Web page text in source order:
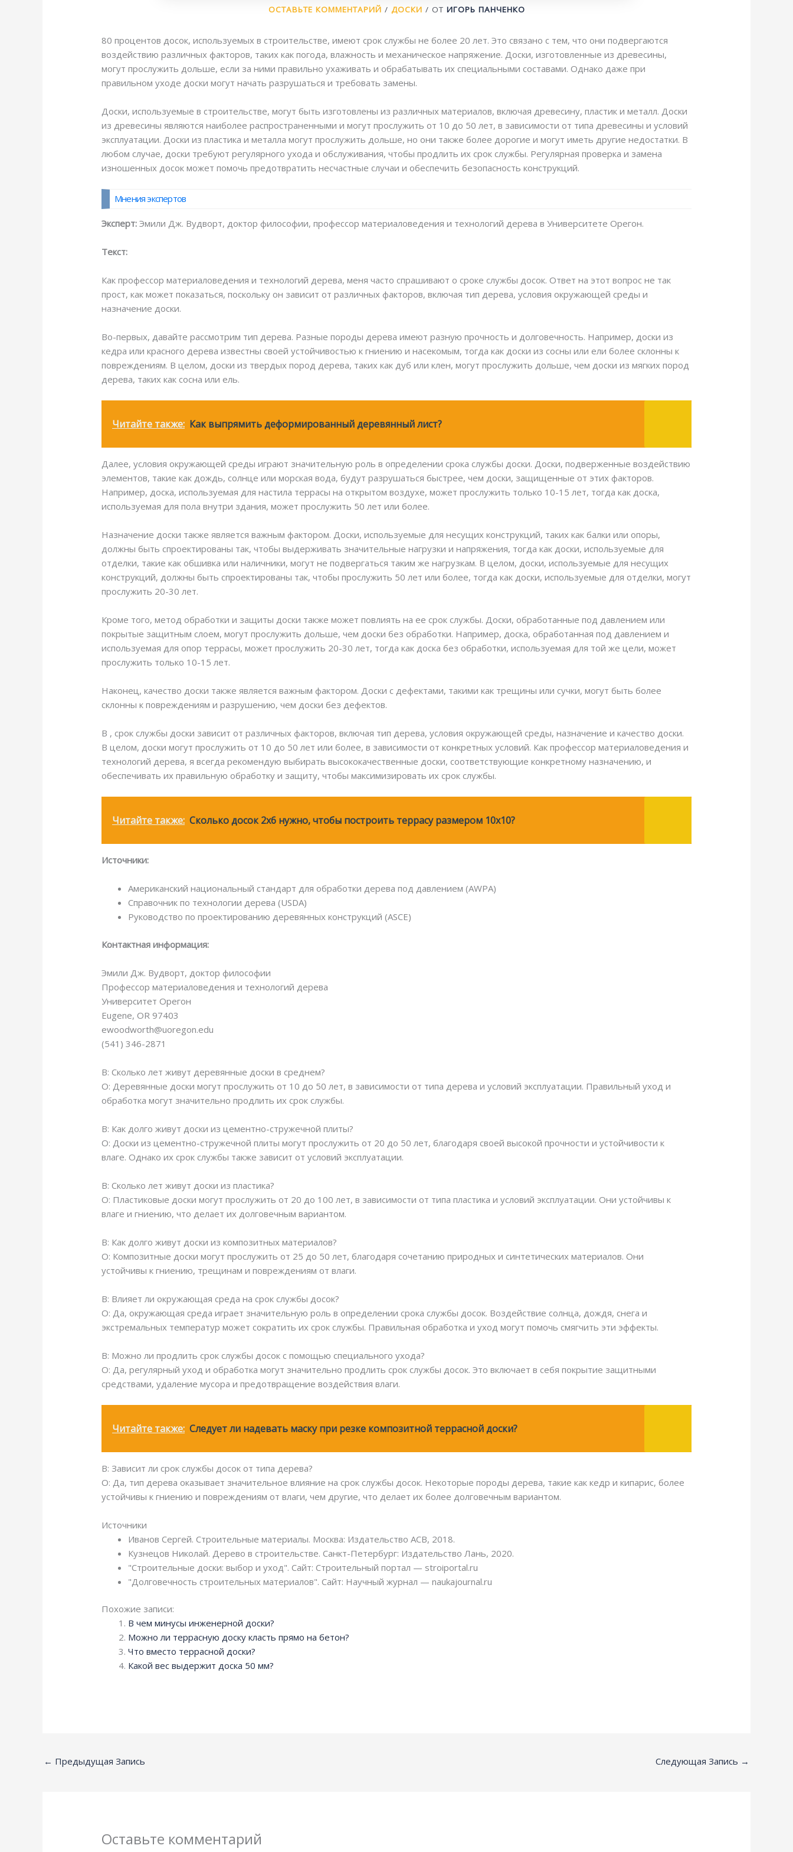
ОСТАВЬТЕ КОММЕНТАРИЙ / ДОСКИ / ОТ ИГОРЬ ПАНЧЕНКО
80 процентов досок, используемых в строительстве, имеют срок службы не более 20 лет. Это связано с тем, что они подвергаются
воздействию различных факторов, таких как погода, влажность и механическое напряжение. Доски, изготовленные из древесины,
могут прослужить дольше, если за ними правильно ухаживать и обрабатывать их специальными составами. Однако даже при
правильном уходе доски могут начать разрушаться и требовать замены.
Доски, используемые в строительстве, могут быть изготовлены из различных материалов, включая древесину, пластик и металл. Доски
из древесины являются наиболее распространенными и могут прослужить от 10 до 50 лет, в зависимости от типа древесины и условий
эксплуатации. Доски из пластика и металла могут прослужить дольше, но они также более дорогие и могут иметь другие недостатки. В
любом случае, доски требуют регулярного ухода и обслуживания, чтобы продлить их срок службы. Регулярная проверка и замена
изношенных досок может помочь предотвратить несчастные случаи и обеспечить безопасность конструкций.
Мнения экспертов
Эксперт: Эмили Дж. Вудворт, доктор философии, профессор материаловедения и технологий дерева в Университете Орегон.
Текст:
Как профессор материаловедения и технологий дерева, меня часто спрашивают о сроке службы досок. Ответ на этот вопрос не так
прост, как может показаться, поскольку он зависит от различных факторов, включая тип дерева, условия окружающей среды и
назначение доски.
Во-первых, давайте рассмотрим тип дерева. Разные породы дерева имеют разную прочность и долговечность. Например, доски из
кедра или красного дерева известны своей устойчивостью к гниению и насекомым, тогда как доски из сосны или ели более склонны к
повреждениям. В целом, доски из твердых пород дерева, таких как дуб или клен, могут прослужить дольше, чем доски из мягких пород
дерева, таких как сосна или ель.
Читайте также: Как выпрямить деформированный деревянный лист?
Далее, условия окружающей среды играют значительную роль в определении срока службы доски. Доски, подверженные воздействию
элементов, такие как дождь, солнце или морская вода, будут разрушаться быстрее, чем доски, защищенные от этих факторов.
Например, доска, используемая для настила террасы на открытом воздухе, может прослужить только 10-15 лет, тогда как доска,
используемая для пола внутри здания, может прослужить 50 лет или более.
Назначение доски также является важным фактором. Доски, используемые для несущих конструкций, таких как балки или опоры,
должны быть спроектированы так, чтобы выдерживать значительные нагрузки и напряжения, тогда как доски, используемые для
отделки, такие как обшивка или наличники, могут не подвергаться таким же нагрузкам. В целом, доски, используемые для несущих
конструкций, должны быть спроектированы так, чтобы прослужить 50 лет или более, тогда как доски, используемые для отделки, могут
прослужить 20-30 лет.
Кроме того, метод обработки и защиты доски также может повлиять на ее срок службы. Доски, обработанные под давлением или
покрытые защитным слоем, могут прослужить дольше, чем доски без обработки. Например, доска, обработанная под давлением и
используемая для опор террасы, может прослужить 20-30 лет, тогда как доска без обработки, используемая для той же цели, может
прослужить только 10-15 лет.
Наконец, качество доски также является важным фактором. Доски с дефектами, такими как трещины или сучки, могут быть более
склонны к повреждениям и разрушению, чем доски без дефектов.
В , срок службы доски зависит от различных факторов, включая тип дерева, условия окружающей среды, назначение и качество доски.
В целом, доски могут прослужить от 10 до 50 лет или более, в зависимости от конкретных условий. Как профессор материаловедения и
технологий дерева, я всегда рекомендую выбирать высококачественные доски, соответствующие конкретному назначению, и
обеспечивать их правильную обработку и защиту, чтобы максимизировать их срок службы.
Читайте также: Сколько досок 2x6 нужно, чтобы построить террасу размером 10x10?
Источники:
Американский национальный стандарт для обработки дерева под давлением (AWPA)
Справочник по технологии дерева (USDA)
Руководство по проектированию деревянных конструкций (ASCE)
Контактная информация:
Эмили Дж. Вудворт, доктор философии
Профессор материаловедения и технологий дерева
Университет Орегон
Еugene, OR 97403
ewoodworth@uoregon.edu
(541) 346-2871
В: Сколько лет живут деревянные доски в среднем?
О: Деревянные доски могут прослужить от 10 до 50 лет, в зависимости от типа дерева и условий эксплуатации. Правильный уход и
обработка могут значительно продлить их срок службы.
В: Как долго живут доски из цементно-стружечной плиты?
О: Доски из цементно-стружечной плиты могут прослужить от 20 до 50 лет, благодаря своей высокой прочности и устойчивости к
влаге. Однако их срок службы также зависит от условий эксплуатации.
В: Сколько лет живут доски из пластика?
О: Пластиковые доски могут прослужить от 20 до 100 лет, в зависимости от типа пластика и условий эксплуатации. Они устойчивы к
влаге и гниению, что делает их долговечным вариантом.
В: Как долго живут доски из композитных материалов?
О: Композитные доски могут прослужить от 25 до 50 лет, благодаря сочетанию природных и синтетических материалов. Они
устойчивы к гниению, трещинам и повреждениям от влаги.
В: Влияет ли окружающая среда на срок службы досок?
О: Да, окружающая среда играет значительную роль в определении срока службы досок. Воздействие солнца, дождя, снега и
экстремальных температур может сократить их срок службы. Правильная обработка и уход могут помочь смягчить эти эффекты.
В: Можно ли продлить срок службы досок с помощью специального ухода?
О: Да, регулярный уход и обработка могут значительно продлить срок службы досок. Это включает в себя покрытие защитными
средствами, удаление мусора и предотвращение воздействия влаги.
Читайте также: Следует ли надевать маску при резке композитной террасной доски?
В: Зависит ли срок службы досок от типа дерева?
О: Да, тип дерева оказывает значительное влияние на срок службы досок. Некоторые породы дерева, такие как кедр и кипарис, более
устойчивы к гниению и повреждениям от влаги, чем другие, что делает их более долговечным вариантом.
Источники
Иванов Сергей. Строительные материалы. Москва: Издательство АСВ, 2018.
Кузнецов Николай. Дерево в строительстве. Санкт-Петербург: Издательство Лань, 2020.
"Строительные доски: выбор и уход". Сайт: Строительный портал — stroiportal.ru
"Долговечность строительных материалов". Сайт: Научный журнал — naukajournal.ru
Похожие записи:
В чем минусы инженерной доски?
Можно ли террасную доску класть прямо на бетон?
Что вместо террасной доски?
Какой вес выдержит доска 50 мм?
← Предыдущая Запись Следующая Запись →
Оставьте комментарий